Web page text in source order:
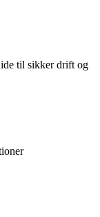
til sikker drift og